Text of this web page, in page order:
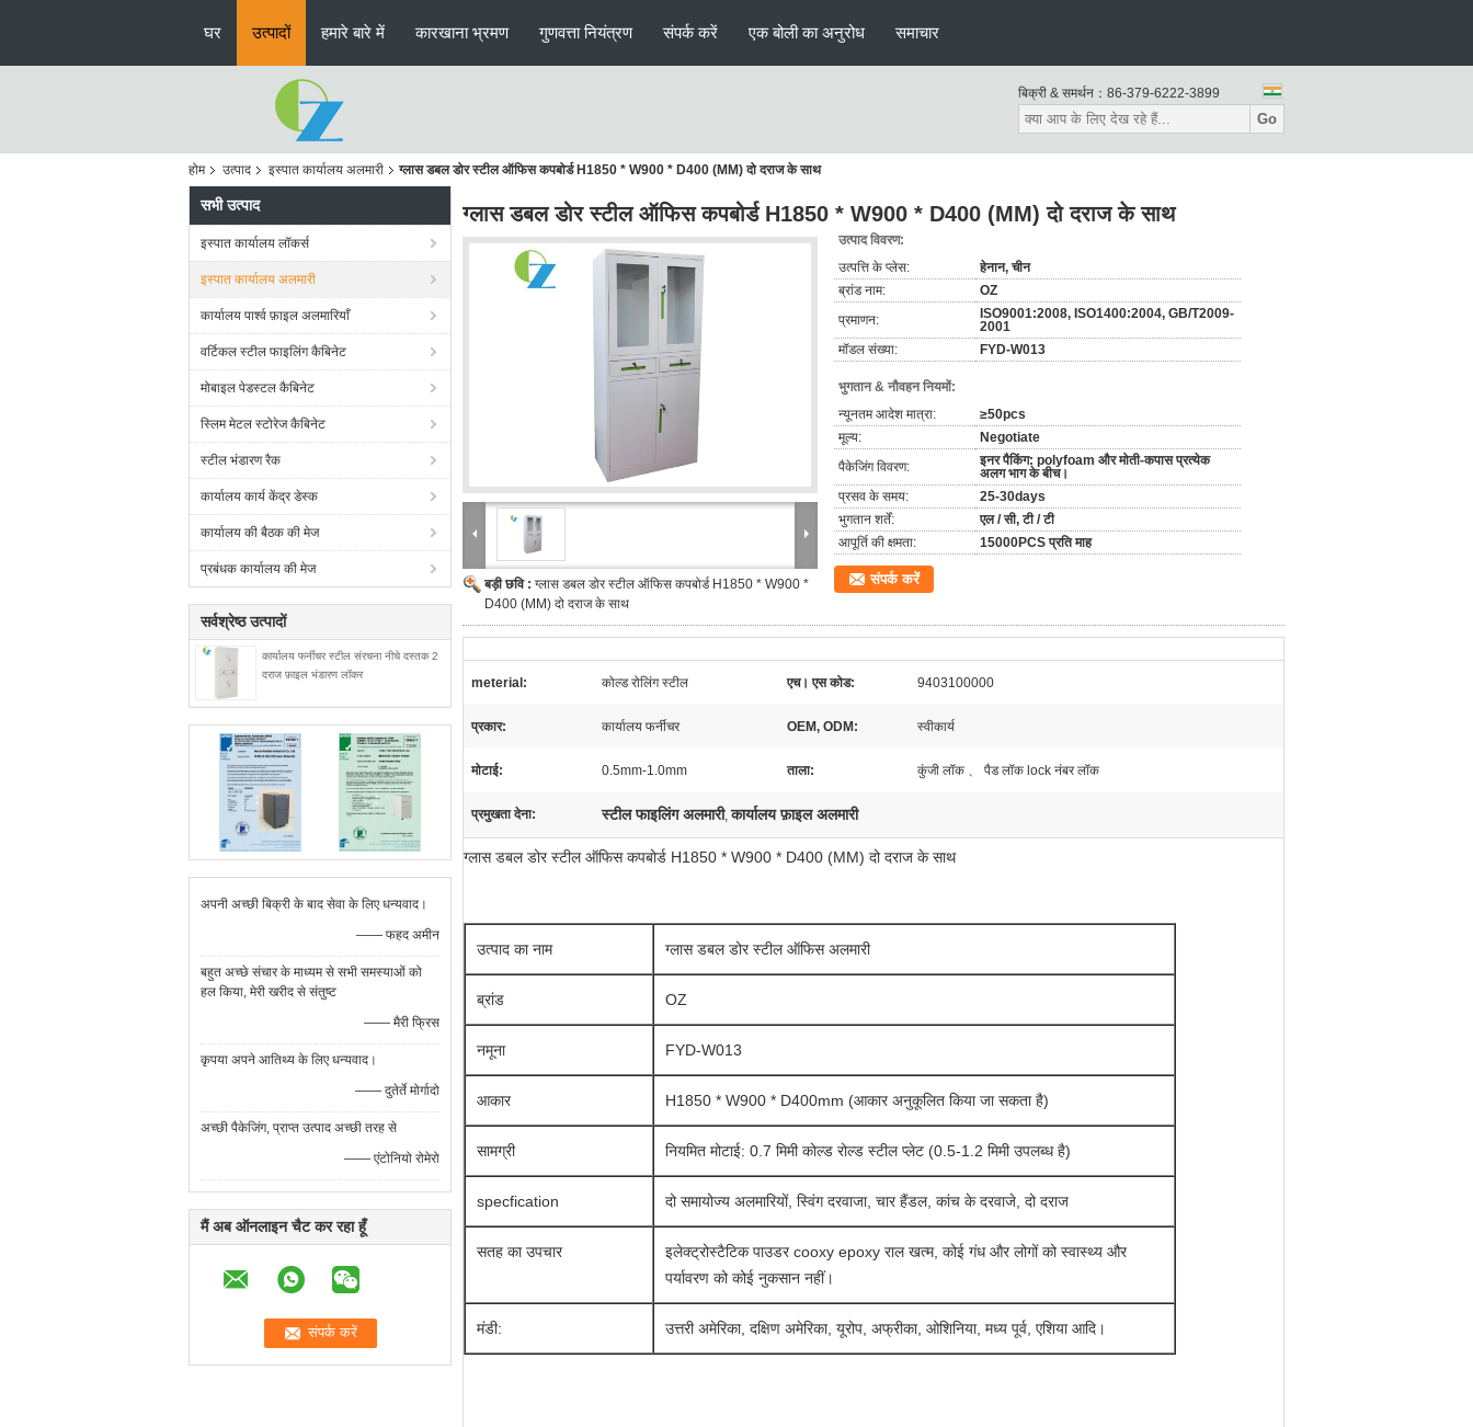
घर उत्पादों हमारे बारे में कारखाना भ्रमण गुणवत्ता नियंत्रण संपर्क करें एक बोली का अनुरोध समाचार
बिक्री & समर्थन： 86-379-6222-3899
Go
होम उत्पाद इस्पात कार्यालय अलमारी ग्लास डबल डोर स्टील ऑफिस कपबोर्ड H1850 * W900 * D400 (MM) दो दराज के साथ
सभी उत्पाद
इस्पात कार्यालय लॉकर्स
इस्पात कार्यालय अलमारी
कार्यालय पार्श्व फ़ाइल अलमारियाँ
वर्टिकल स्टील फाइलिंग कैबिनेट
मोबाइल पेडस्टल कैबिनेट
स्लिम मेटल स्टोरेज कैबिनेट
स्टील भंडारण रैक
कार्यालय कार्य केंद्र डेस्क
कार्यालय की बैठक की मेज
प्रबंधक कार्यालय की मेज
सर्वश्रेष्ठ उत्पादों
कार्यालय फर्नीचर स्टील संरचना नीचे दस्तक 2
दराज फ़ाइल भंडारण लॉकर
अपनी अच्छी बिक्री के बाद सेवा के लिए धन्यवाद।
—— फहद अमीन
बहुत अच्छे संचार के माध्यम से सभी समस्याओं को
हल किया, मेरी खरीद से संतुष्ट
—— मैरी फ्रिस
कृपया अपने आतिथ्य के लिए धन्यवाद।
—— दुतेर्ते मोर्गादो
अच्छी पैकेजिंग, प्राप्त उत्पाद अच्छी तरह से
—— एंटोनियो रोमेरो
मैं अब ऑनलाइन चैट कर रहा हूँ
ग्लास डबल डोर स्टील ऑफिस कपबोर्ड H1850 * W900 * D400 (MM) दो दराज के साथ
बड़ी छवि : ग्लास डबल डोर स्टील ऑफिस कपबोर्ड H1850 * W900 *
D400 (MM) दो दराज के साथ
उत्पाद विवरण:
उत्पत्ति के प्लेस:
हेनान, चीन
ब्रांड नाम:
OZ
प्रमाणन:
ISO9001:2008, ISO1400:2004, GB/T2009-
2001
मॉडल संख्या:
FYD-W013
भुगतान & नौवहन नियमों:
न्यूनतम आदेश मात्रा:
≥50pcs
मूल्य:
Negotiate
पैकेजिंग विवरण:
इनर पैकिंग: polyfoam और मोती-कपास प्रत्येक
अलग भाग के बीच।
प्रसव के समय:
25-30days
भुगतान शर्तें:
एल / सी, टी / टी
आपूर्ति की क्षमता:
15000PCS प्रति माह
संपर्क करें
meterial: कोल्ड रोलिंग स्टील एच। एस कोड: 9403100000
प्रकार: कार्यालय फर्नीचर OEM, ODM: स्वीकार्य
मोटाई: 0.5mm-1.0mm ताला: कुंजी लॉक 、 पैड लॉक lock नंबर लॉक
प्रमुखता देना: स्टील फाइलिंग अलमारी,कार्यालय फ़ाइल अलमारी
ग्लास डबल डोर स्टील ऑफिस कपबोर्ड H1850 * W900 * D400 (MM) दो दराज के साथ
उत्पाद का नाम ग्लास डबल डोर स्टील ऑफिस अलमारी
ब्रांड OZ
नमूना FYD-W013
आकार H1850 * W900 * D400mm (आकार अनुकूलित किया जा सकता है)
सामग्री नियमित मोटाई: 0.7 मिमी कोल्ड रोल्ड स्टील प्लेट (0.5-1.2 मिमी उपलब्ध है)
specfication दो समायोज्य अलमारियों, स्विंग दरवाजा, चार हैंडल, कांच के दरवाजे, दो दराज
सतह का उपचार
इलेक्ट्रोस्टैटिक पाउडर cooxy epoxy राल खत्म, कोई गंध और लोगों को स्वास्थ्य और
पर्यावरण को कोई नुकसान नहीं।
मंडी: उत्तरी अमेरिका, दक्षिण अमेरिका, यूरोप, अफ्रीका, ओशिनिया, मध्य पूर्व, एशिया आदि।